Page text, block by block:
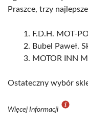
Praszce, trzy
F.D.H. MOT-
Bubel Paweł.
MOTOR INN
Ostateczny wybór
Więcej Informacji